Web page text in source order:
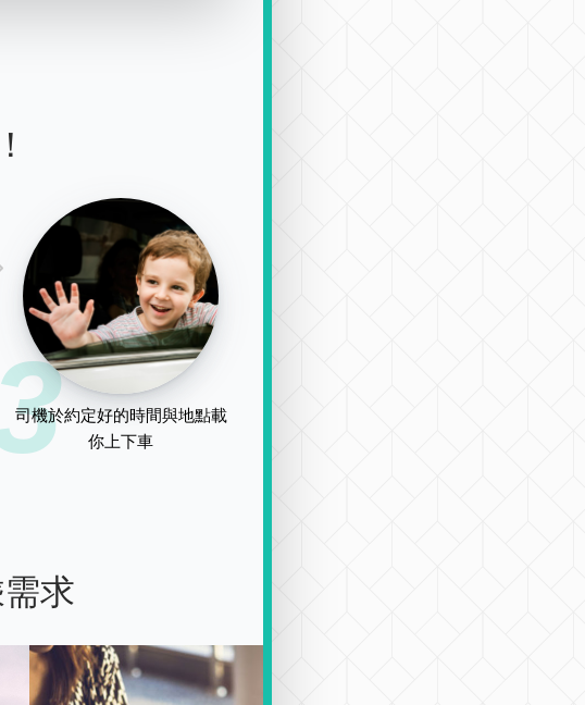
司機於約定好的時間與地點載
你上下車
求